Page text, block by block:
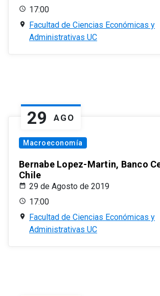
17:00
Facultad de Ciencias Económicas y
Administrativas UC
29 AGO
Macroeconomía
Bernabe Lopez-Martin, Banco
Chile
29 de Agosto de 2019
17:00
Facultad de Ciencias Económicas y
Administrativas UC